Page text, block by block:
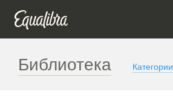
Библиотека Категории